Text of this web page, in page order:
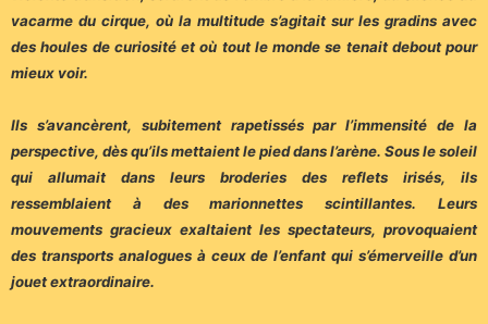
vacarme du cirque, où la multitude s’agitait sur les gradins avec
des houles de curiosité et où tout le monde se tenait debout pour
mieux voir.
Ils s’avancèrent, subitement rapetissés par l’immensité de la
perspective, dès qu’ils mettaient le pied dans l’arène. Sous le soleil
qui allumait dans leurs broderies des reflets irisés, ils
ressemblaient à des marionnettes scintillantes. Leurs
mouvements gracieux exaltaient les spectateurs, provoquaient
des transports analogues à ceux de l’enfant qui s’émerveille d’un
jouet extraordinaire.